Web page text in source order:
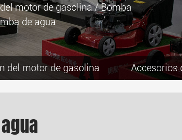
motor de gasolina/Bomba
de agua
del motor de gasolina Accesorios